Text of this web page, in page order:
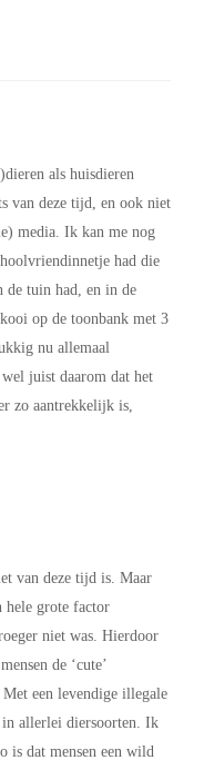
als huisdieren
van deze tijd, en ook niet
media. Ik kan me nog
had die
de tuin had, en in de
op de toonbank met 3
nu allemaal
juist daarom dat het
zo aantrekkelijk is,
van deze tijd is. Maar
hele grote factor
niet was. Hierdoor
de ‘cute’
een levendige illegale
in allerlei diersoorten. Ik
is dat mensen een wild